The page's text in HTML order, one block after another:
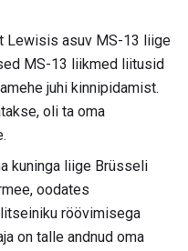
Lewisis asuv MS-13 liige
MS-13 liikmed liitusid
juhi kinnipidamist.
oli ta oma
kuninga liige Brüsseli
oodates
röövimisega
on talle andnud oma